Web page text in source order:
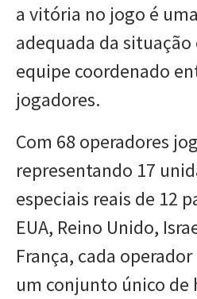
a vitória no jogo é
adequada da
equipe coordenado
jogadores.
Com 68 operadores
representando 17
especiais reais de 12
EUA, Reino Unido,
França, cada
um conjunto único de